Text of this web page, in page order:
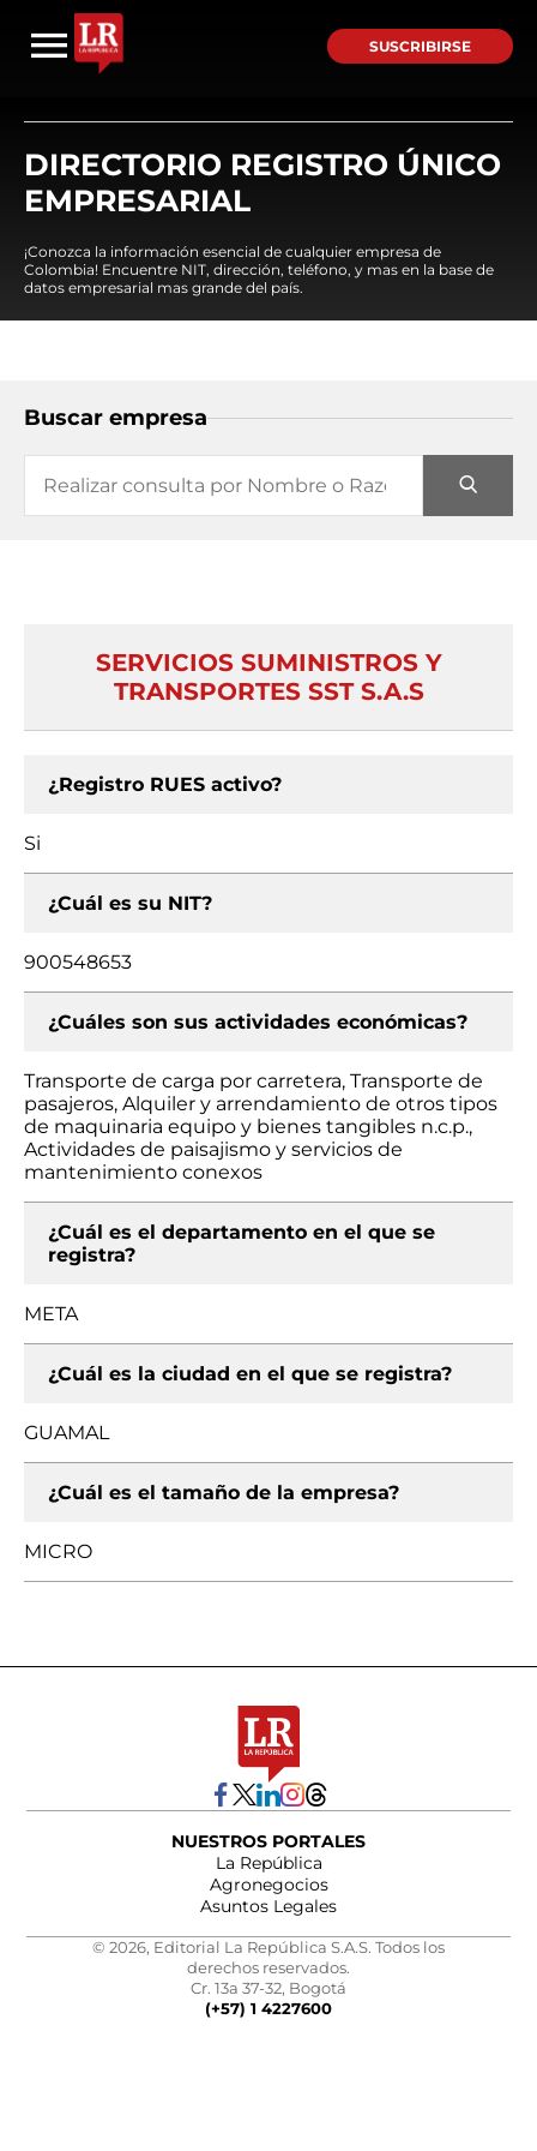
SUSCRIBIRSE
DIRECTORIO REGISTRO ÚNICO
EMPRESARIAL
¡Conozca la información esencial de cualquier empresa de
Colombia! Encuentre NIT, dirección, teléfono, y mas en la base de
datos empresarial mas grande del país.
Buscar empresa
SERVICIOS SUMINISTROS Y
TRANSPORTES SST S.A.S
¿Registro RUES activo?
Si
¿Cuál es su NIT?
900548653
¿Cuáles son sus actividades económicas?
Transporte de carga por carretera, Transporte de
pasajeros, Alquiler y arrendamiento de otros tipos
de maquinaria equipo y bienes tangibles n.c.p.,
Actividades de paisajismo y servicios de
mantenimiento conexos
¿Cuál es el departamento en el que se
registra?
META
¿Cuál es la ciudad en el que se registra?
GUAMAL
¿Cuál es el tamaño de la empresa?
MICRO
NUESTROS PORTALES
La República
Agronegocios
Asuntos Legales
© 2026, Editorial La República S.A.S. Todos los
derechos reservados.
Cr. 13a 37-32, Bogotá
(+57) 1 4227600